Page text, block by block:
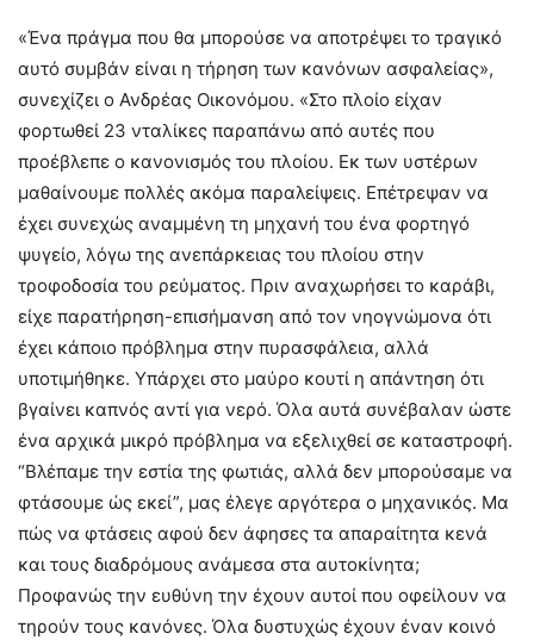
«Ένα πράγμα που θα μπορούσε να αποτρέψει το τραγικό
αυτό συμβάν είναι η τήρηση των κανόνων ασφαλείας»,
συνεχίζει ο Ανδρέας Οικονόμου. «Στο πλοίο είχαν
φορτωθεί 23 νταλίκες παραπάνω από αυτές που
προέβλεπε ο κανονισμός του πλοίου. Εκ των υστέρων
μαθαίνουμε πολλές ακόμα παραλείψεις. Επέτρεψαν να
έχει συνεχώς αναμμένη τη μηχανή του ένα φορτηγό
ψυγείο, λόγω της ανεπάρκειας του πλοίου στην
τροφοδοσία του ρεύματος. Πριν αναχωρήσει το καράβι,
είχε παρατήρηση-επισήμανση από τον νηογνώμονα ότι
έχει κάποιο πρόβλημα στην πυρασφάλεια, αλλά
υποτιμήθηκε. Υπάρχει στο μαύρο κουτί η απάντηση ότι
βγαίνει καπνός αντί για νερό. Όλα αυτά συνέβαλαν ώστε
ένα αρχικά μικρό πρόβλημα να εξελιχθεί σε καταστροφή.
“Βλέπαμε την εστία της φωτιάς, αλλά δεν μπορούσαμε να
φτάσουμε ώς εκεί”, μας έλεγε αργότερα ο μηχανικός. Μα
πώς να φτάσεις αφού δεν άφησες τα απαραίτητα κενά
και τους διαδρόμους ανάμεσα στα αυτοκίνητα;
Προφανώς την ευθύνη την έχουν αυτοί που οφείλουν να
τηρούν τους κανόνες. Όλα δυστυχώς έχουν έναν κοινό